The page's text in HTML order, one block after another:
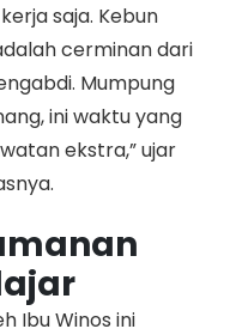
saja. Kebun
cerminan dari
Mumpung
ini waktu yang
ekstra,” ujar
Ibu Winos ini